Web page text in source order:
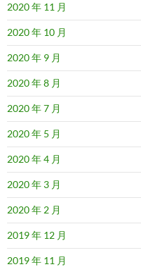
2020 年 11 月
2020 年 10 月
2020 年 9 月
2020 年 8 月
2020 年 7 月
2020 年 5 月
2020 年 4 月
2020 年 3 月
2020 年 2 月
2019 年 12 月
2019 年 11 月